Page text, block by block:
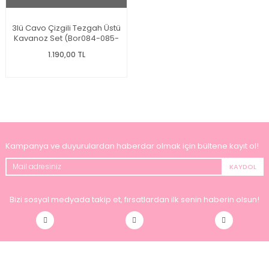
3lü Cavo Çizgili Tezgah Üstü
Kavanoz Set (Bor084-085-
1.190,00 TL
Kampanya ve duyurulardan haberdar olmak için bültene kayıt ol!
KAYDOL
Bizi sosyal medyada takip et, fırsatlardan ilk senin haberin olsun!